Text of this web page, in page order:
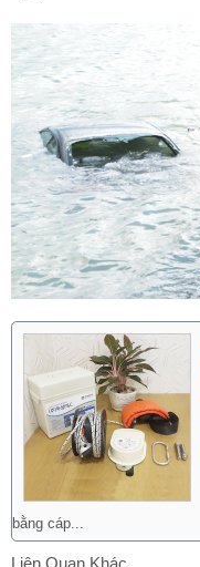
bằng cáp...